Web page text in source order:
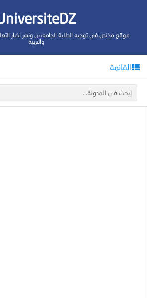
موقع مختص في توجيه الطلبة الجامعيين ونشر اخبار
والتربية
القائمة